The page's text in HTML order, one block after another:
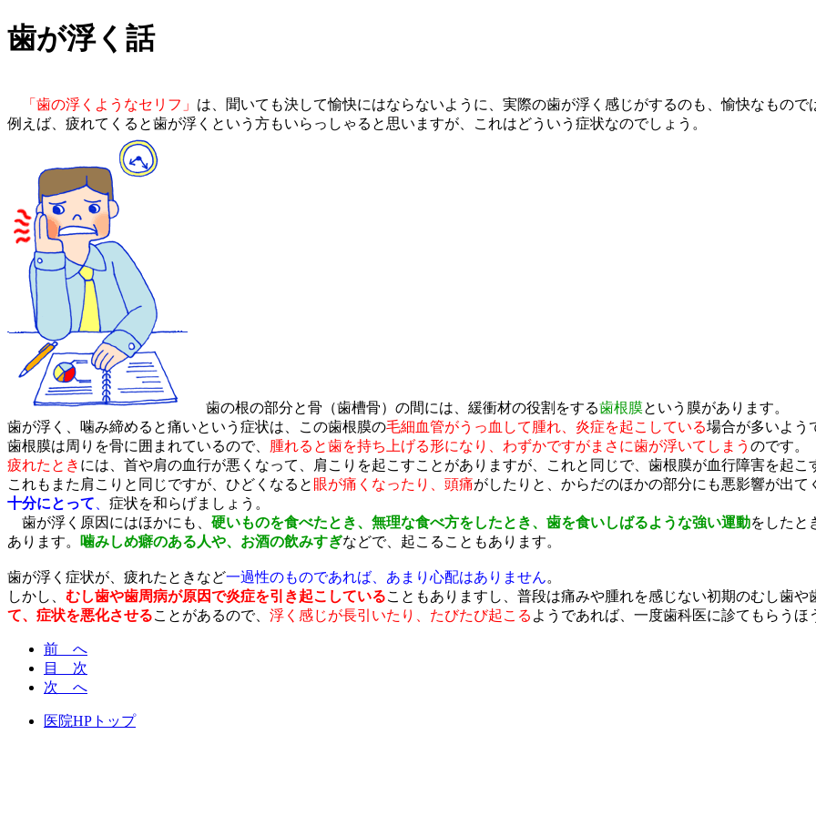
歯が浮く話
「歯の浮くようなセリフ」 は、聞いても決して愉快にはならないように、実際の歯が浮く感じがするのも、愉快なもので
例えば、疲れてくると歯が浮くという方もいらっしゃると思いますが、これはどういう症状なのでしょう。
歯の根の部分と骨（歯槽骨）の間には、緩衝材の役割をする歯根膜という膜があります。
歯が浮く、噛み締めると痛いという症状は、この歯根膜の毛細血管がうっ血して腫れ、炎症を起こしている場合が多いよう
歯根膜は周りを骨に囲まれているので、 腫れると歯を持ち上げる形になり、わずかですがまさに歯が浮いてしまう のです。
疲れたとき には、首や肩の血行が悪くなって、肩こりを起こすことがありますが、これと同じで、歯根膜が血行障害を起こ
これもまた肩こりと同じですが、ひどくなると 眼が痛くなったり、頭痛がしたりと、からだのほかの部分にも悪影響が出て
十分にとって
症状を和らげましょう。
歯が浮く原因にはほかにも、 硬いものを食べたとき、無理な食べ方をしたとき、歯を食いしばるような強い運動をしたと
あります。
噛みしめ癖のある人や、お酒の飲みすぎなどで、起こることもあります。
歯が浮く症状が、疲れたときなど一過性のものであれば、あまり心配はありません。
しかし、 むし歯や歯周病が原因で炎症を引き起こしていることもありますし、普段は痛みや腫れを感じない初期のむし歯や
て、症状を悪化させることがあるので、 浮く感じが長引いたり、たびたび起こる ようであれば、一度歯科医に診てもらうほ
前 へ
目 次
次 へ
医院HPトップ